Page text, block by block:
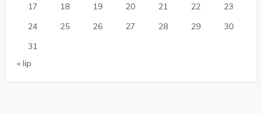
17
18 19 20 21 22
23
24
25 26 27 28 29
30
31
« lip